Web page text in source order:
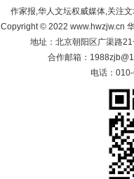
作家报,华人文坛权威媒体,关注
Copyright © 2022 www.hwzjw.cn
地址：北京朝阳区广渠路
合作邮箱：
电话：